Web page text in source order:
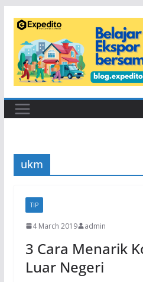
content
ukm
TIP
4 March 2019 admin
3 Cara Menarik
Luar Negeri